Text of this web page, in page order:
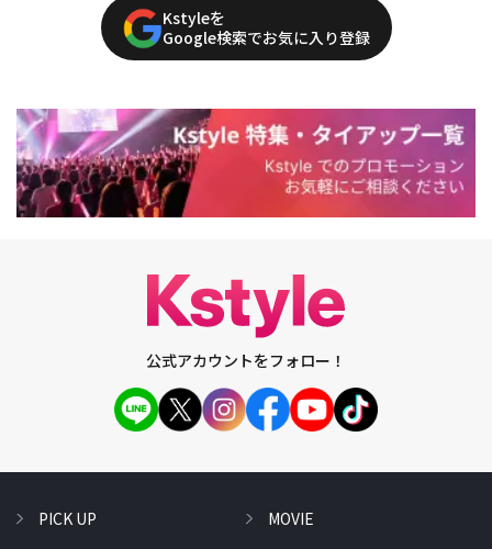
Kstyleを
Google検索でお気に入り登録
公式アカウントをフォロー！
PICK UP MOVIE